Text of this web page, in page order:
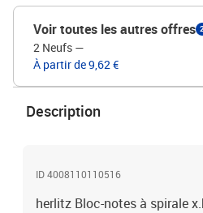
Voir toutes les autres offres
2 Neufs —
À partir de 9,62 €
Description
ID 4008110110516
herlitz Bloc-notes à spirale